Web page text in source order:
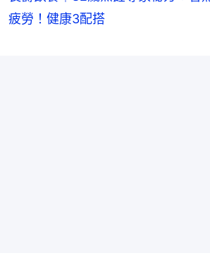
疲勞！健康3配搭